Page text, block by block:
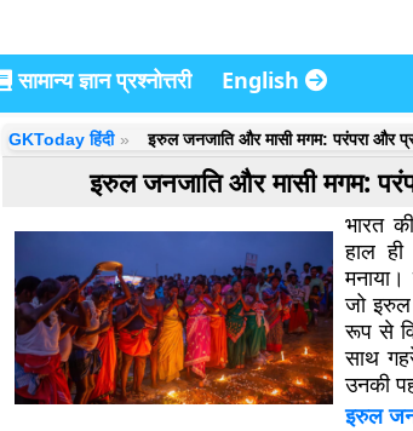
सामान्य ज्ञान प्रश्नोत्तरी English
GKToday हिंदी इरुल जनजाति और मासी मगम: परंपरा और
इरुल जनजाति और मासी मगम:
भारत
हाल
जो इरुल
रूप से
साथ
उनकी
इरुल